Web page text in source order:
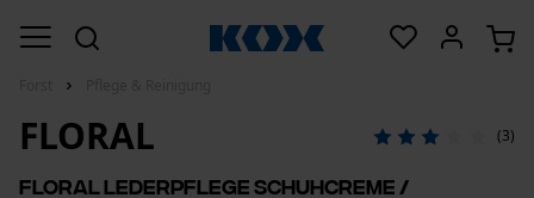
FLORAL (3)
Floral Lederpflege Schuhcreme /